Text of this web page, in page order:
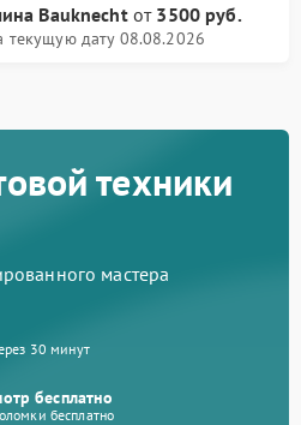
Bauknechtот 3500 руб.
текущую дату 08.08.2026
техники
мастера
30 минут
бесплатно
бесплатно